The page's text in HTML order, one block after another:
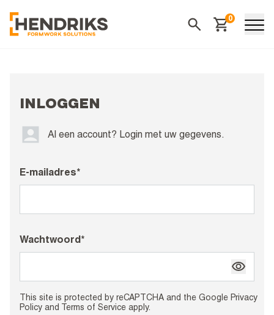
0
Winkelwagen
INLOGGEN
Al een account? Login met uw gegevens.
E-mailadres*
Wachtwoord*
This site is protected by reCAPTCHA and the Google Privacy
Policy and Terms of Service apply.